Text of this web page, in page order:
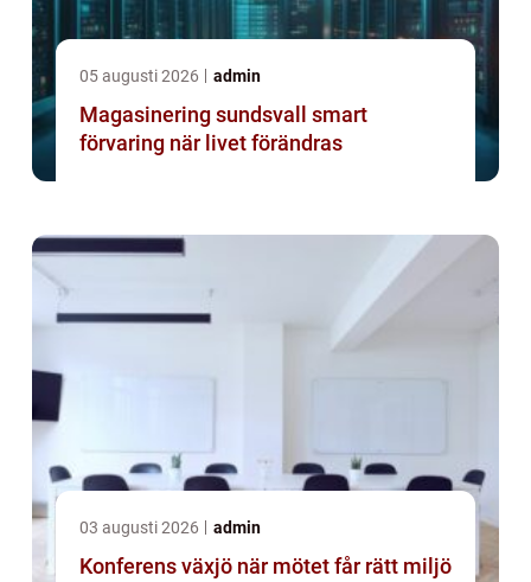
05 augusti 2026 admin
Magasinering sundsvall smart
förvaring när livet förändras
03 augusti 2026 admin
Konferens växjö när mötet får rätt miljö